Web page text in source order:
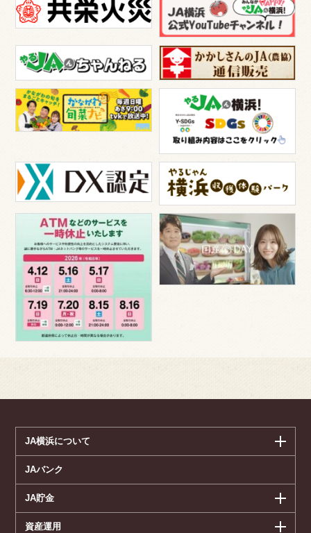
JA横浜について
JAバンク
JA貯金
資産運用